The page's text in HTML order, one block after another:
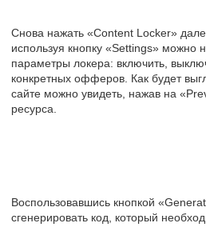
Снова нажать «Content Locker»
используя кнопку «Settings» можно
параметры локера: включить,
конкретных офферов. Как будет
сайте можно увидеть, нажав на
ресурса.
Воспользовавшись кнопкой
сгенерировать код, который